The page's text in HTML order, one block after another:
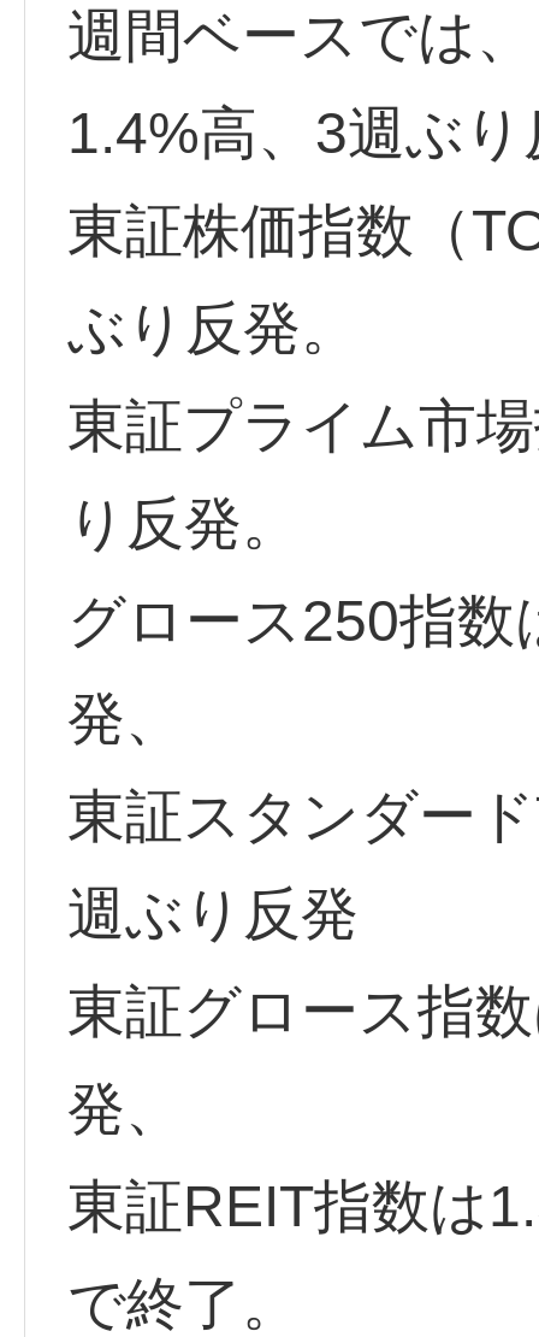
週間ベースでは
1.4%高、3週ぶ
東証株価指数（
ぶり反発。
東証プライム市
り反発。
グロース250指
発、
東証スタンダー
週ぶり反発
東証グロース指
発、
東証REIT指数は
で終了。